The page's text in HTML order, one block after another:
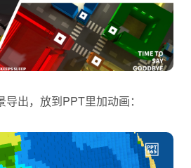
出，放到PPT里加动画：